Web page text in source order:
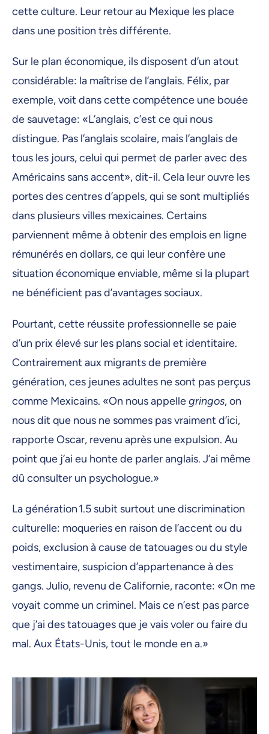
cette culture. Leur retour au Mexique les place
dans une position très différente.
Sur le plan économique, ils disposent d’un atout
considérable: la maîtrise de l’anglais. Félix, par
exemple, voit dans cette compétence une bouée
de sauvetage: «L’anglais, c’est ce qui nous
distingue. Pas l’anglais scolaire, mais l’anglais de
tous les jours, celui qui permet de parler avec des
Américains sans accent», dit-il. Cela leur ouvre les
portes des centres d’appels, qui se sont multipliés
dans plusieurs villes mexicaines. Certains
parviennent même à obtenir des emplois en ligne
rémunérés en dollars, ce qui leur confère une
situation économique enviable, même si la plupart
ne bénéficient pas d’avantages sociaux.
Pourtant, cette réussite professionnelle se paie
d’un prix élevé sur les plans social et identitaire.
Contrairement aux migrants de première
génération, ces jeunes adultes ne sont pas perçus
comme Mexicains. «On nous appellegringos, on
nous dit que nous ne sommes pas vraiment d’ici,
rapporte Oscar, revenu après une expulsion. Au
point que j’ai eu honte de parler anglais. J’ai même
dû consulter un psychologue.»
La génération 1.5 subit surtout une discrimination
culturelle: moqueries en raison de l’accent ou du
poids, exclusion à cause de tatouages ou du style
vestimentaire, suspicion d’appartenance à des
gangs. Julio, revenu de Californie, raconte: «On me
voyait comme un criminel. Mais ce n’est pas parce
que j’ai des tatouages que je vais voler ou faire du
mal. Aux États-Unis, tout le monde en a.»